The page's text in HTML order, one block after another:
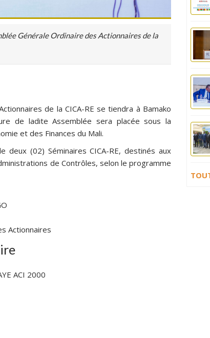
Générale Ordinaire des Actionnaires de la
de la CICA-RE se tiendra à Bamako
de ladite Assemblée sera placée sous la
et des Finances du Mali.
deux (02) Séminaires CICA-RE, destinés aux
de Contrôles, selon le programme
Actionnaires
ACI 2000